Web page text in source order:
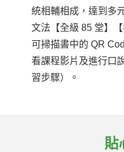
統相輔相成，達到多
文法【全級 85 堂】
可掃描書中的 QR
看課程影片及進行口
習步驟）。
貼